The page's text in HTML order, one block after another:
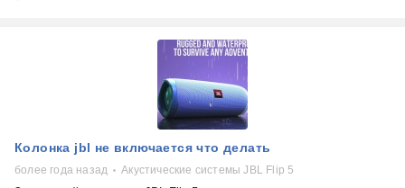
Колонка jbl не включается что делать
более года назад Акустические системы JBL Flip 5